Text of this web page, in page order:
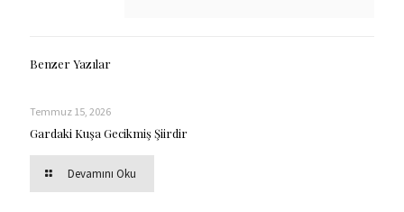
Benzer Yazılar
Temmuz 15, 2026
Gardaki Kuşa Gecikmiş Şiirdir
Devamını Oku